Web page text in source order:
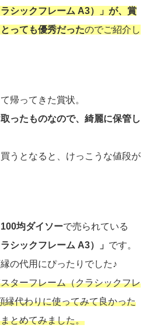
シックフレーム A3）
」が、賞
っても優秀だったのでご紹介し
帰ってきた賞状。
ったものなので、綺麗に保管し
うとなると、けっこうな値段が
100均ダイソーで売られている
シックフレーム A3）」 です。
の代用にぴったりでした♪
ターフレーム（クラシックフレ
縁代わりに使ってみて良かった
とめてみました。